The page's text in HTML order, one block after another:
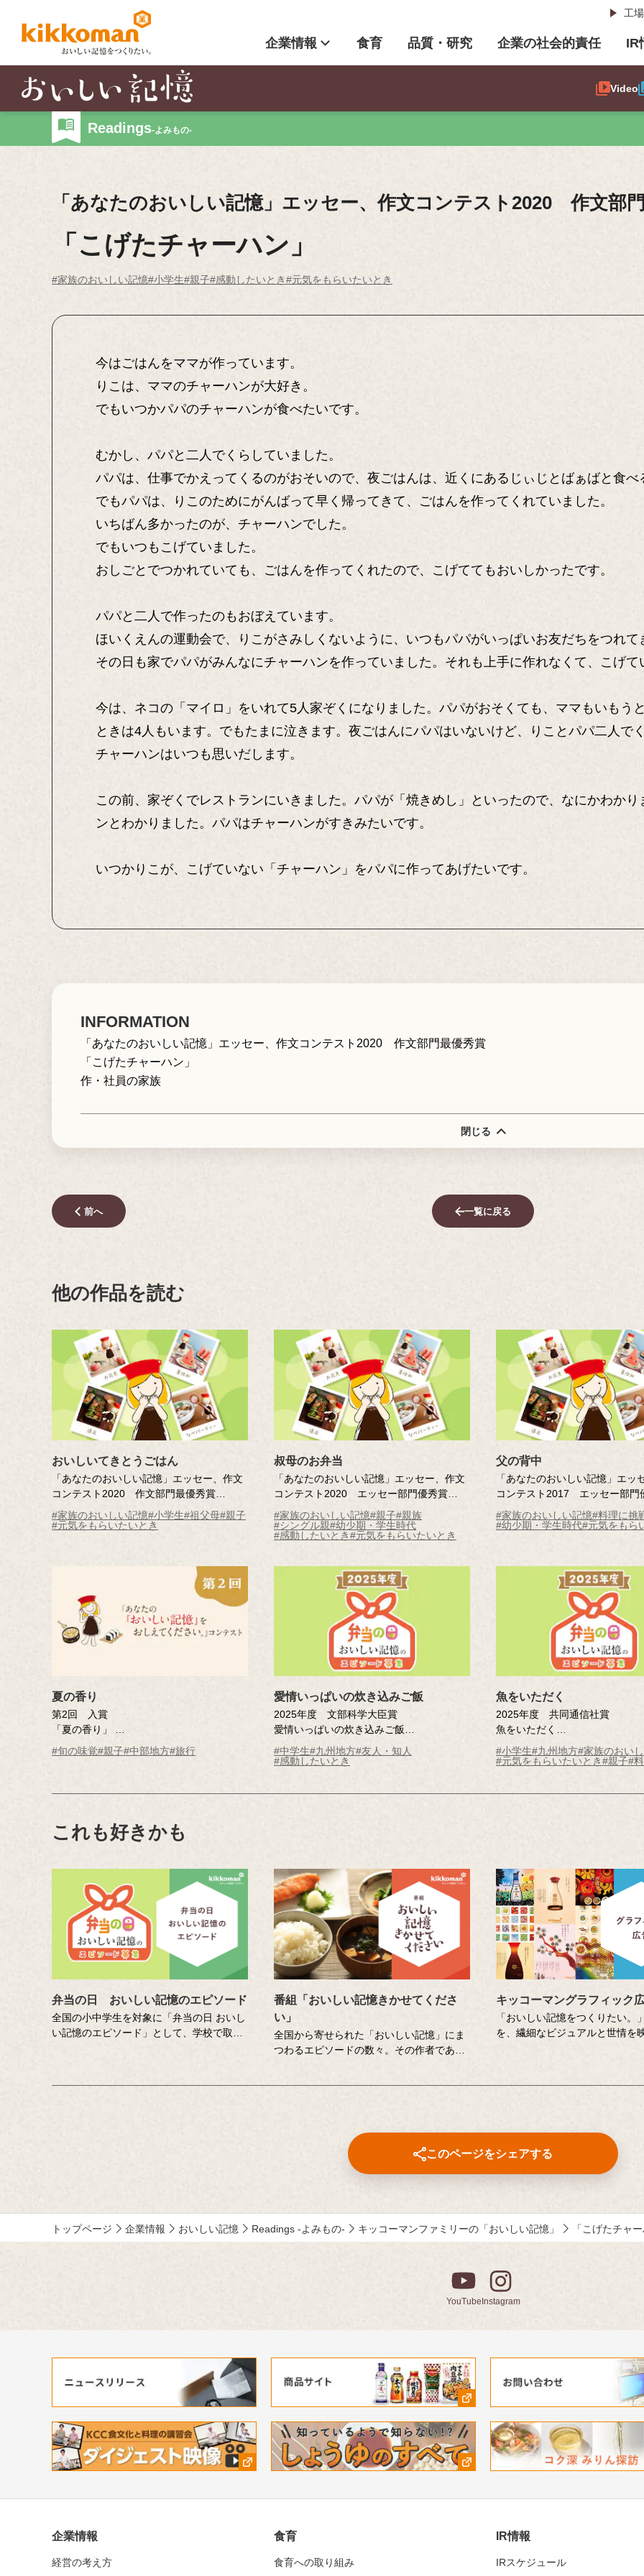
工
企業情報 食育 品質・研究 企業の社会的責任 IR
Video
Readings-よみもの-
「あなたのおいしい記憶」エッセー、作文コンテスト2020 作文部
「こげたチャーハン」
#家族のおいしい記憶#小学生#親子#感動したいとき#元気をもらいたいとき
今はごはんをママが作っています。
りこは、ママのチャーハンが大好き。
でもいつかパパのチャーハンが食べたいです。
むかし、パパと二人でくらしていました。
パパは、仕事でかえってくるのがおそいので、夜ごはんは、近くにあるじぃじとばぁばと食
でもパパは、りこのためにがんばって早く帰ってきて、ごはんを作ってくれていました。
いちばん多かったのが、チャーハンでした。
でもいつもこげていました。
おしごとでつかれていても、ごはんを作ってくれたので、こげててもおいしかったです。
パパと二人で作ったのもおぼえています。
ほいくえんの運動会で、りこがさみしくないように、いつもパパがいっぱいお友だちをつれ
その日も家でパパがみんなにチャーハンを作っていました。それも上手に作れなくて、こげて
今は、ネコの「マイロ」をいれて5人家ぞくになりました。パパがおそくても、ママもいもう
ときは4人もいます。でもたまに泣きます。夜ごはんにパパはいないけど、りことパパ二人で
チャーハンはいつも思いだします。
この前、家ぞくでレストランにいきました。パパが「焼きめし」といったので、なにかわか
ンとわかりました。パパはチャーハンがすきみたいです。
いつかりこが、こげていない「チャーハン」をパパに作ってあげたいです。
INFORMATION
「あなたのおいしい記憶」エッセー、作文コンテスト2020 作文部門最優秀賞
「こげたチャーハン」
作・社員の家族
閉じる
前へ 一覧に戻る
他の作品を読む
おいしいてきとうごはん
「あなたのおいしい記憶」エッセー、作文
コンテスト2020 作文部門最優秀賞
おいしいてきとうごはん
作・社員の家族
#家族のおいしい記憶#小学生#祖父母#親子
#元気をもらいたいとき
叔母のお弁当
「あなたのおいしい記憶」エッセー、作文
コンテスト2020 エッセー部門優秀賞
叔母のお弁当
作・社員
#家族のおいしい記憶#親子#親族
#シングル親#幼少期・学生時代
#感動したいとき#元気をもらいたいとき
父の背中
「あなたのおいしい記憶」エッ
コンテスト2017 エッセー部門
父の背中
作・社員
#家族のおいしい記憶#料理に挑
#幼少期・学生時代#元気をもら
夏の香り
第2回 入賞
「夏の香り」
曽田 喜人さん（愛知県）
※年齢は応募時
#旬の味覚#親子#中部地方#旅行
愛情いっぱいの炊き込みご飯
2025年度 文部科学大臣賞
愛情いっぱいの炊き込みご飯
吉田 かりん結愛（大分県 別府市立別府西
中学校1年 ）
#中学生#九州地方#友人・知人
#感動したいとき
魚をいただく
2025年度 共同通信社賞
魚をいただく
赤瀬川 想太（鹿児島県 鹿児島
小学校5年 ）
#小学生#九州地方#家族のおい
#元気をもらいたいとき#親子#
これも好きかも
弁当の日 おいしい記憶のエピソード
全国の小中学生を対象に「弁当の日 おいし
い記憶のエピソード」として、学校で取り
番組「おいしい記憶きかせてくださ
い」
全国から寄せられた「おいしい記憶」にま
つわるエピソードの数々。その作者である
テインメント番組です。
MC ：藤井隆 進行：吉竹史 ナレータ
キッコーマングラフィック
「おいしい記憶をつくりたい。
を、繊細なビジュアルと世情を
このページをシェアする
トップページ 企業情報 おいしい記憶 Readings -よみもの- キッコーマンファミリーの「おいしい記憶」 「こげたチャ
YouTubeInstagram
企業情報
経営の考え方
食育
食育への取り組み
IR情報
IRスケジュール